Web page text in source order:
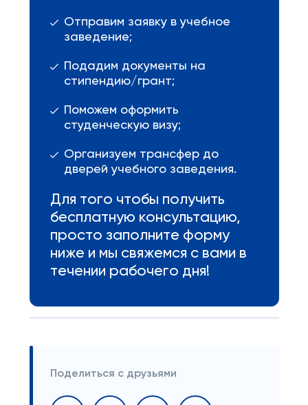
Отправим заявку в учебное
заведение;
Подадим документы на
стипендию/грант;
Поможем оформить
студенческую визу;
Организуем трансфер до
дверей учебного заведения.
Для того чтобы получить
бесплатную консультацию,
просто заполните форму
ниже и мы свяжемся с вами в
течении рабочего дня!
Поделиться с друзьями